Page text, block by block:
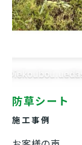
防草シート
施工事例